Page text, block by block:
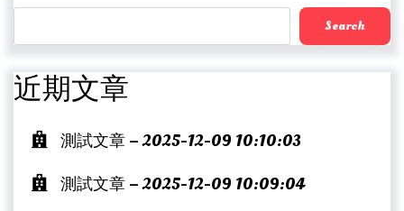
Search
近期文章
測試文章 – 2025-12-09 10:10:03
測試文章 – 2025-12-09 10:09:04